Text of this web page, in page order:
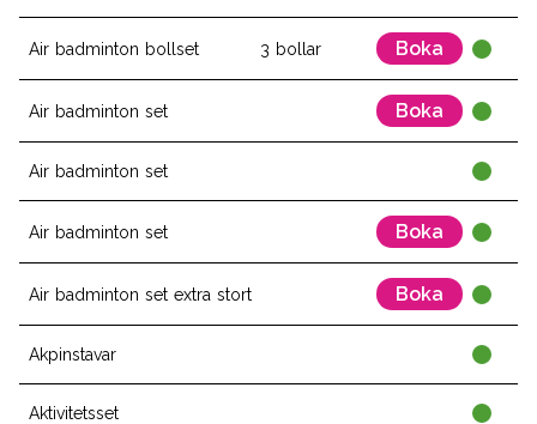
Air badminton bollset 3 bollar Boka
Air badminton set Boka
Air badminton set
Air badminton set Boka
Air badminton set extra stort Boka
Akpinstavar
Aktivitetsset